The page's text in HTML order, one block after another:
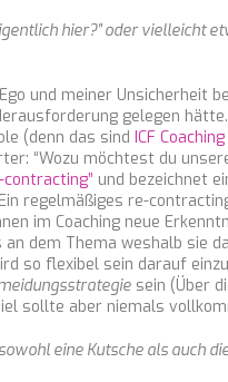
hier?” oder vielleicht
und meiner Unsicherheit
gelegen
(denn das sind ICF
“Wozu möchtest du
contracting” und bezeichnet
regelmäßiges re-
im Coaching neue
dem Thema weshalb sie
so flexibel sein darauf
sein (Über
sollte aber niemals
sowohl eine Kutsche als auch